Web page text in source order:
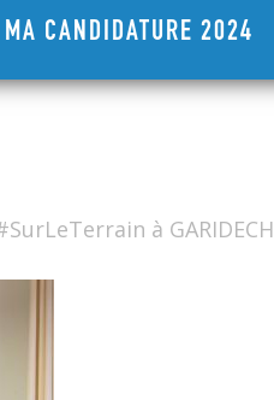
MA CANDIDATURE 2024
à GARIDECH